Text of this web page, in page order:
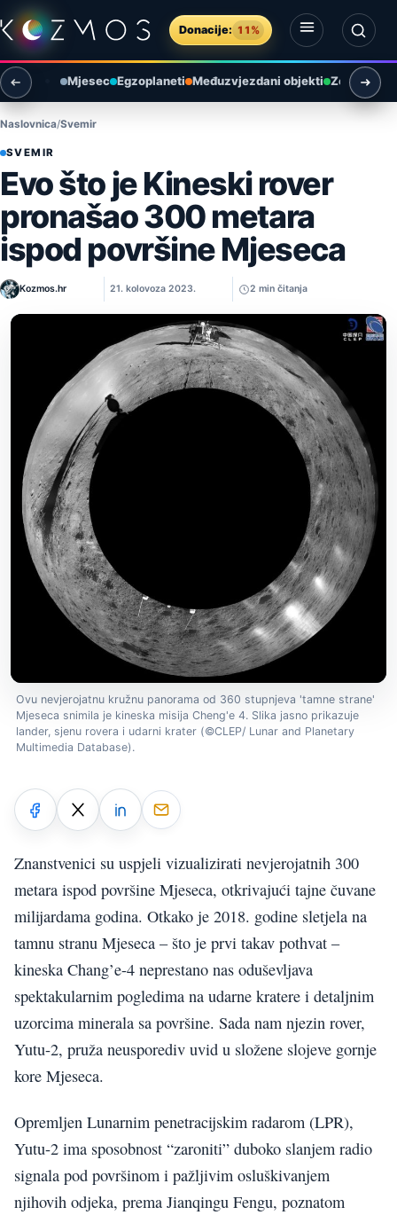
Preskoči na sadržaj
Donacije: 11%
Otvori izbornik
Otvori pretragu
Mjesec Egzoplaneti Međuzvjezdani objekti Zemlja i
Naslovnica Svemir
SVEMIR
Evo što je Kineski rover
pronašao 300 metara
ispod površine Mjeseca
Kozmos.hr 21. kolovoza 2023. 2 min čitanja
Ovu nevjerojatnu kružnu panorama od 360 stupnjeva 'tamne strane'
Mjeseca snimila je kineska misija Cheng'e 4. Slika jasno prikazuje
lander, sjenu rovera i udarni krater (©CLEP/ Lunar and Planetary
Multimedia Database).
Znanstvenici su uspjeli vizualizirati nevjerojatnih 300
metara ispod površine Mjeseca, otkrivajući tajne čuvane
milijardama godina. Otkako je 2018. godine sletjela na
tamnu stranu Mjeseca – što je prvi takav pothvat –
kineska Chang’e-4 neprestano nas oduševljava
spektakularnim pogledima na udarne kratere i detaljnim
uzorcima minerala sa površine. Sada nam njezin rover,
Yutu-2, pruža neusporediv uvid u složene slojeve gornje
kore Mjeseca.
Opremljen Lunarnim penetracijskim radarom (LPR),
Yutu-2 ima sposobnost “zaroniti” duboko slanjem radio
signala pod površinom i pažljivim osluškivanjem
njihovih odjeka, prema Jianqingu Fengu, poznatom